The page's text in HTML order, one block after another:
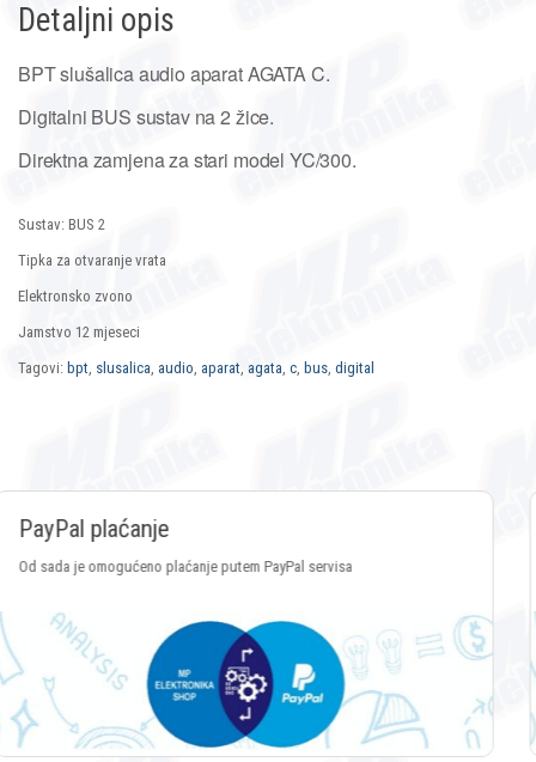
Detaljni opis
BPT slušalica audio aparat AGATA C.
Digitalni BUS sustav na 2 žice.
Direktna zamjena za stari model YC/300.
Sustav: BUS 2
Tipka za otvaranje vrata
Elektronsko zvono
Jamstvo 12 mjeseci
Tagovi: bpt, slusalica, audio, aparat, agata, c, bus, digital
Plaćanje Crypto valutama
Plaćanje putem svih vrsta Crypto valuta